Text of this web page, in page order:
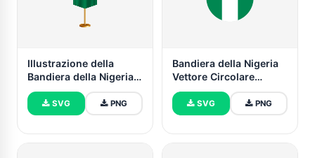
Illustrazione della
Bandiera della Nigeria
con Supporto
SVG PNG
Bandiera della Nigeria
Vettore Circolare
Gratuito
SVG PNG